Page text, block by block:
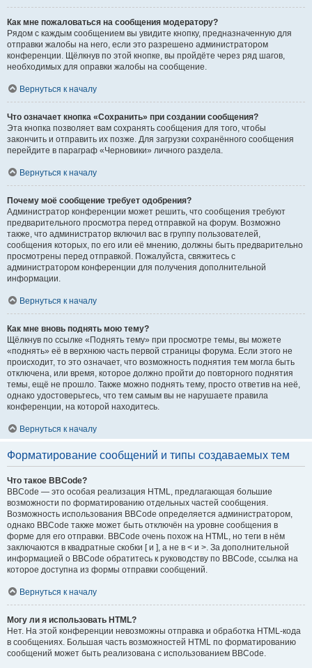
Как мне пожаловаться на сообщения модератору?
Рядом с каждым сообщением вы увидите кнопку, предназначенную для
отправки жалобы на него, если это разрешено администратором
конференции. Щёлкнув по этой кнопке, вы пройдёте через ряд шагов,
необходимых для оправки жалобы на сообщение.
Вернуться к началу
Что означает кнопка «Сохранить» при создании сообщения?
Эта кнопка позволяет вам сохранять сообщения для того, чтобы
закончить и отправить их позже. Для загрузки сохранённого сообщения
перейдите в параграф «Черновики» личного раздела.
Вернуться к началу
Почему моё сообщение требует одобрения?
Администратор конференции может решить, что сообщения требуют
предварительного просмотра перед отправкой на форум. Возможно
также, что администратор включил вас в группу пользователей,
сообщения которых, по его или её мнению, должны быть предварительно
просмотрены перед отправкой. Пожалуйста, свяжитесь с
администратором конференции для получения дополнительной
информации.
Вернуться к началу
Как мне вновь поднять мою тему?
Щёлкнув по ссылке «Поднять тему» при просмотре темы, вы можете
«поднять» её в верхнюю часть первой страницы форума. Если этого не
происходит, то это означает, что возможность поднятия тем могла быть
отключена, или время, которое должно пройти до повторного поднятия
темы, ещё не прошло. Также можно поднять тему, просто ответив на неё,
однако удостоверьтесь, что тем самым вы не нарушаете правила
конференции, на которой находитесь.
Вернуться к началу
Форматирование сообщений и типы создаваемых тем
Что такое BBCode?
BBCode — это особая реализация HTML, предлагающая большие
возможности по форматированию отдельных частей сообщения.
Возможность использования BBCode определяется администратором,
однако BBCode также может быть отключён на уровне сообщения в
форме для его отправки. BBCode очень похож на HTML, но теги в нём
заключаются в квадратные скобки [ и ], а не в < и >. За дополнительной
информацией о BBCode обратитесь к руководству по BBCode, ссылка на
которое доступна из формы отправки сообщений.
Вернуться к началу
Могу ли я использовать HTML?
Нет. На этой конференции невозможны отправка и обработка HTML-кода
в сообщениях. Большая часть возможностей HTML по форматированию
сообщений может быть реализована с использованием BBCode.